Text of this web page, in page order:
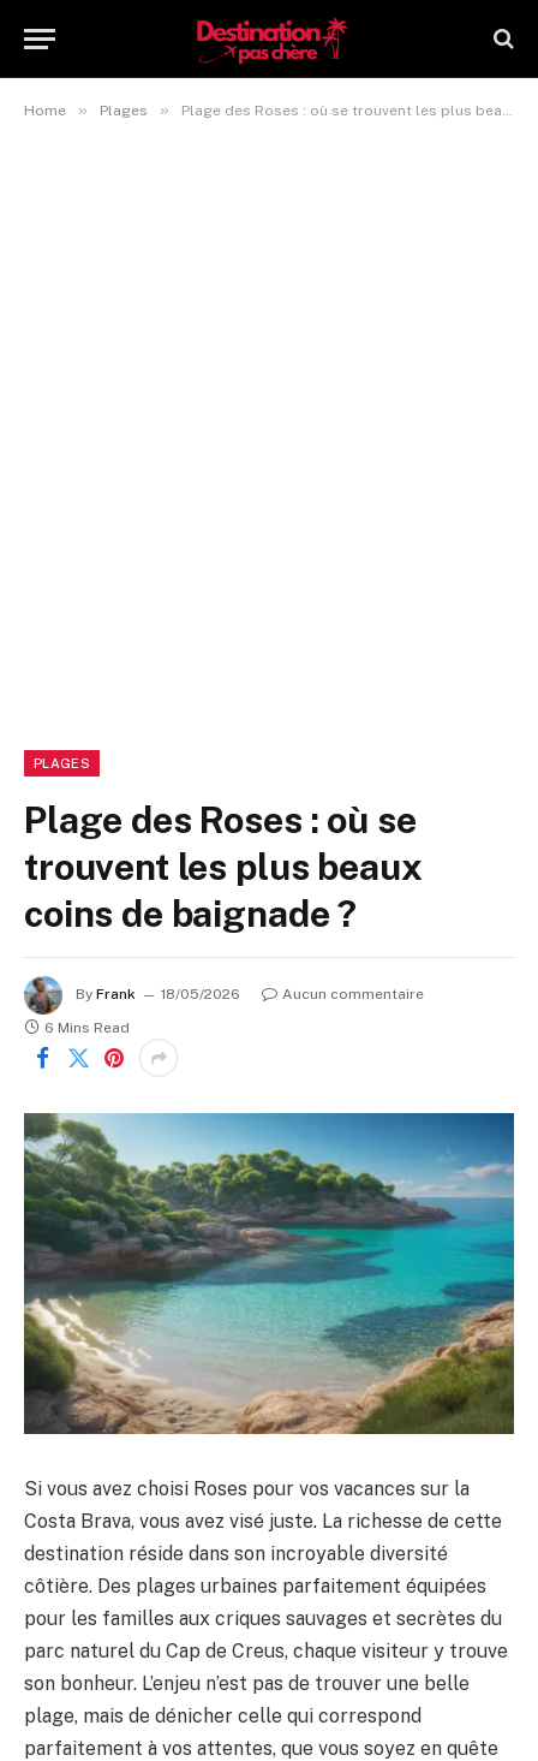
Home » Plages » Plage des Roses : où se trouvent les plus beaux coins de baignade ?
PLAGES
Plage des Roses : où se
trouvent les plus beaux
coins de baignade ?
By Frank 18/05/2026
Aucun commentaire
6 Mins Read
Si vous avez choisi Roses pour vos vacances sur la
Costa Brava, vous avez visé juste. La richesse de cette
destination réside dans son incroyable diversité
côtière. Des plages urbaines parfaitement équipées
pour les familles aux criques sauvages et secrètes du
parc naturel du Cap de Creus, chaque visiteur y trouve
son bonheur. L’enjeu n’est pas de trouver une belle
plage, mais de dénicher celle qui correspond
parfaitement à vos attentes, que vous soyez en quête